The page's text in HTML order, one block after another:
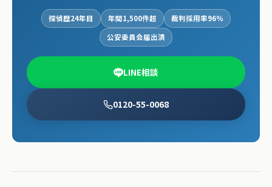
探偵歴24年目 年間1,500件超
裁判採用率96%
公安委員会届出済
0120-55-0068
LINE相談